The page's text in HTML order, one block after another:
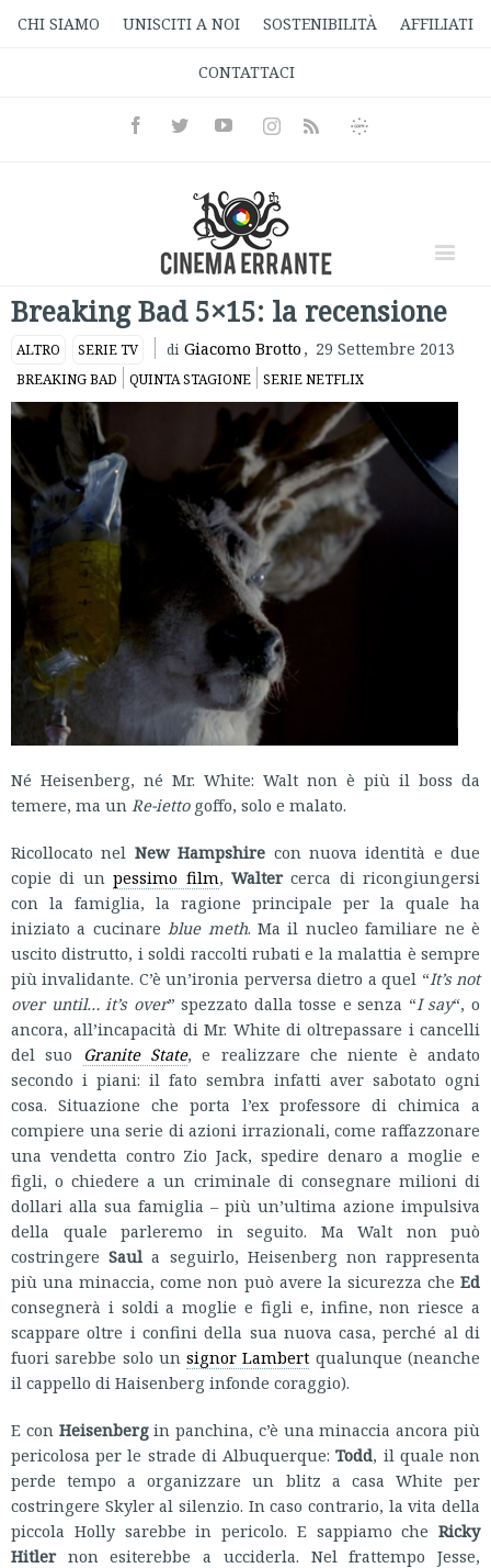
CHI SIAMO UNISCITI A NOI SOSTENIBILITÀ AFFILIATI
CONTATTACI
FacebookTwitterYoutubeInstagramRss
Informativa
Breaking Bad 5×15: la recensione
ALTRO SERIE TV di Giacomo Brotto , 29 Settembre 2013
BREAKING BAD QUINTA STAGIONE SERIE NETFLIX
Né Heisenberg, né Mr. White: Walt non è più il boss da
temere, ma un Re-iettogoffo, solo e malato.
Ricollocato nel New Hampshire con nuova identità e due
copie di unpessimo film, Waltercerca di ricongiungersi
con la famiglia, la ragione principale per la quale ha
iniziato a cucinare blue meth. Ma il nucleo familiare ne è
uscito distrutto, i soldi raccolti rubati e la malattia è sempre
più invalidante. C’è un’ironia perversa dietro a quel “It’s not
over until… it’s over” spezzato dalla tosse e senza “I say“, o
ancora, all’incapacità di Mr. White di oltrepassare i cancelli
del suo Granite State, e realizzare che niente è andato
secondo i piani: il fato sembra infatti aver sabotato ogni
cosa. Situazione che porta l’ex professore di chimica a
compiere una serie di azioni irrazionali, come raffazzonare
una vendetta contro Zio Jack, spedire denaro a moglie e
figli, o chiedere a un criminale di consegnare milioni di
dollari alla sua famiglia – più un’ultima azione impulsiva
della quale parleremo in seguito. Ma Walt non può
costringereSaul a seguirlo, Heisenberg non rappresenta
più una minaccia, come non può avere la sicurezza che Ed
consegnerà i soldi a moglie e figli e, infine, non riesce a
scappare oltre i confini della sua nuova casa, perché al di
fuori sarebbe solo unsignor Lambert qualunque (neanche
il cappello di Haisenberg infonde coraggio).
E con Heisenbergin panchina, c’è una minaccia ancora più
pericolosa per le strade di Albuquerque:Todd, il quale non
perde tempo a organizzare un blitz a casa White per
costringere Skyler al silenzio. In caso contrario, la vita della
piccola Holly sarebbe in pericolo. E sappiamo che Ricky
Hitlernon esiterebbe a ucciderla. Nel frattempo Jesse,